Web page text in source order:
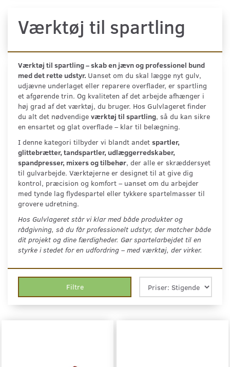
Værktøj til spartling
Værktøj til spartling – skab en jævn og professionel bund
med det rette udstyr. Uanset om du skal lægge nyt gulv,
udjævne underlaget eller reparere overflader, er spartling
et afgørende trin. Og kvaliteten af det arbejde afhænger i
høj grad af det værktøj, du bruger. Hos Gulvlageret finder
du alt det nødvendige værktøj til spartling, så du kan sikre
en ensartet og glat overflade – klar til belægning.
I denne kategori tilbyder vi blandt andet spartler,
glittebrætter, tandspartler, udlæggerredskaber,
spandpresser, mixers og tilbehør, der alle er skræddersyet
til gulvarbejde. Værktøjerne er designet til at give dig
kontrol, præcision og komfort – uanset om du arbejder
med tynde lag flydespartel eller tykkere spartelmasser til
grovere udretning.
Hos Gulvlageret står vi klar med både produkter og
rådgivning, så du får professionelt udstyr, der matcher både
dit projekt og dine færdigheder. Gør spartelarbejdet til en
styrke i stedet for en udfordring – med værktøj, der virker.
Filtre